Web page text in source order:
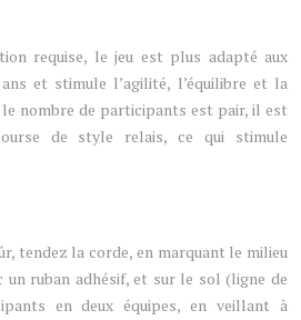
requise, le jeu est plus adapté aux
et stimule l’agilité, l’équilibre et la
nombre de participants est pair, il est
de style relais, ce qui stimule
tendez la corde, en marquant le milieu
un ruban adhésif, et sur le sol (ligne de
en deux équipes, en veillant à